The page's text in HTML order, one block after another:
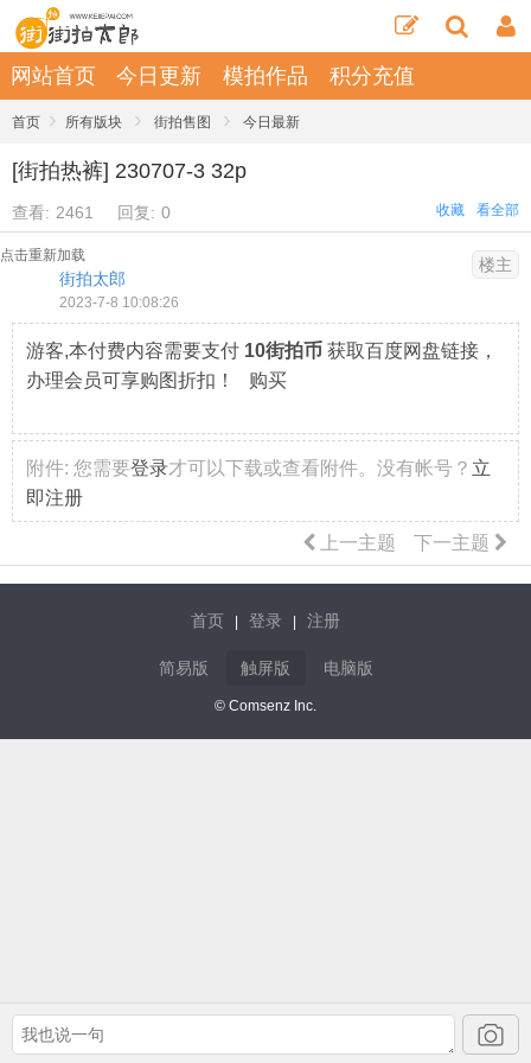
网站首页 今日更新 模拍作品 积分充值
首页 › 所有版块 › 街拍售图 › 今日最新
[街拍热裤] 230707-3 32p
查看: 2461 回复: 0 看全部
收藏
点击重新加载
街拍太郎
2023-7-8 10:08:26
楼主
游客,本付费内容需要支付 10街拍币 获取百度网盘链接，
办理会员可享购图折扣！ 购买
附件: 您需要登录才可以下载或查看附件。没有帐号？ 立
即注册
下一主题
上一主题
首页 登录 注册
简易版 触屏版 电脑版
© Comsenz Inc.